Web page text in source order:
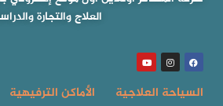
العلاج والتجارة
السياحة العلاجية الأماكن الترفيهية